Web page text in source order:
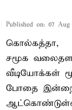
Published on: 07 Aug
கொல்கத்தா,
சமூக
வீடியோக்கள்
போதை